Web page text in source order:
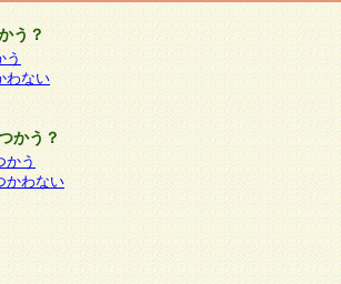
う？
う
わない
かう？
かう
かわない